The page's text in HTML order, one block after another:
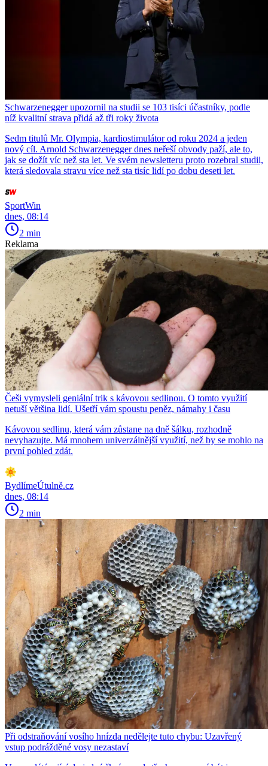
Schwarzenegger upozornil na studii se 103 tisíci účastníky, podle
níž kvalitní strava přidá až tři roky života
Sedm titulů Mr. Olympia, kardiostimulátor od roku 2024 a jeden
nový cíl. Arnold Schwarzenegger dnes neřeší obvody paží, ale to,
jak se dožít víc než sta let. Ve svém newsletteru proto rozebral studii,
která sledovala stravu více než sta tisíc lidí po dobu deseti let.
SportWin
dnes, 08:14
2 min
Reklama
Češi vymysleli geniální trik s kávovou sedlinou. O tomto využití
netuší většina lidí. Ušetří vám spoustu peněz, námahy i času
Kávovou sedlinu, která vám zůstane na dně šálku, rozhodně
nevyhazujte. Má mnohem univerzálnější využití, než by se mohlo na
první pohled zdát.
BydlímeÚtulně.cz
dnes, 08:14
2 min
Při odstraňování vosího hnízda nedělejte tuto chybu: Uzavřený
vstup podrážděné vosy nezastaví